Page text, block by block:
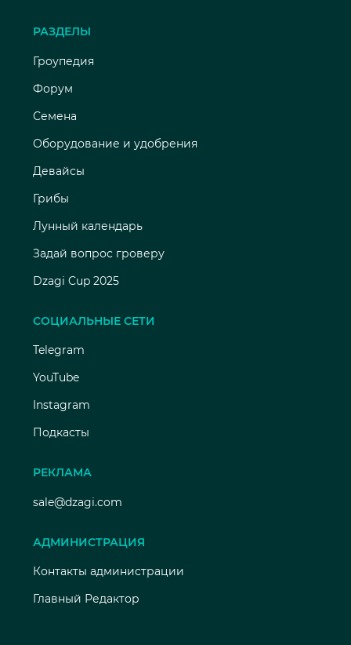
РАЗДЕЛЫ
Гроупедия
Форум
Семена
Оборудование и удобрения
Девайсы
Грибы
Лунный календарь
Задай вопрос гроверу
Dzagi Cup 2025
СОЦИАЛЬНЫЕ СЕТИ
Telegram
YouTube
Instagram
Подкасты
РЕКЛАМА
sale@dzagi.com
АДМИНИСТРАЦИЯ
Контакты администрации
Главный Редактор